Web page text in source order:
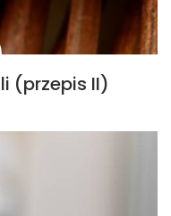
(przepis II)